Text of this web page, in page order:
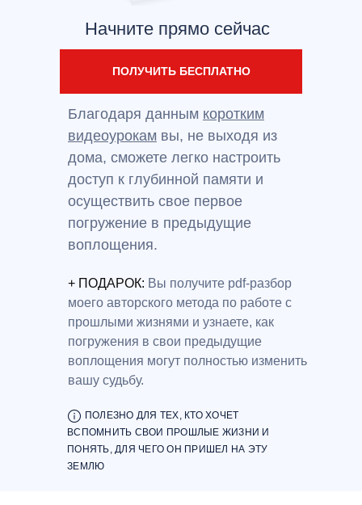
Благодаря данным коротким
видеоурокам вы, не выходя из
дома, сможете легко настроить
доступ к глубинной памяти и
осуществить свое первое
погружение в предыдущие
воплощения.
ПОЛУЧИТЬ БЕСПЛАТНО
+ ПОДАРОК: Вы получите pdf-разбор
моего авторского метода по работе с
прошлыми жизнями и узнаете, как
погружения в свои предыдущие
воплощения могут полностью изменить
вашу судьбу.
Начните прямо сейчас
ооо ПОЛЕЗНО ДЛЯ ТЕХ, КТО ХОЧЕТ
ВСПОМНИТЬ СВОИ ПРОШЛЫЕ ЖИЗНИ И
ПОНЯТЬ, ДЛЯ ЧЕГО ОН ПРИШЕЛ НА ЭТУ
ЗЕМЛЮ